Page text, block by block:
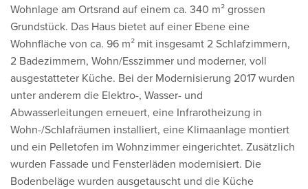
Wohnlage am Ortsrand auf einem ca. 340 m² grossen
Grundstück. Das Haus bietet auf einer Ebene eine
Wohnfläche von ca. 96 m² mit insgesamt 2 Schlafzimmern,
2 Badezimmern, Wohn/Esszimmer und moderner, voll
ausgestatteter Küche. Bei der Modernisierung 2017 wurden
unter anderem die Elektro-, Wasser- und
Abwasserleitungen erneuert, eine Infrarotheizung in
Wohn-/Schlafräumen installiert, eine Klimaanlage montiert
und ein Pelletofen im Wohnzimmer eingerichtet. Zusätzlich
wurden Fassade und Fensterläden modernisiert. Die
Bodenbeläge wurden ausgetauscht und die Küche